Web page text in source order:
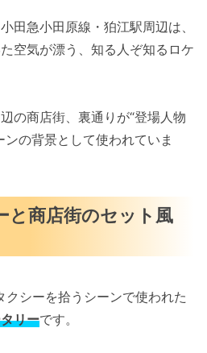
田急小田原線・狛江駅周辺は、
空気が漂う、知る人ぞ知るロケ
の商店街、裏通りが“登場人物
の背景として使われていま
と商店街のセット風
クシーを拾うシーンで使われた
リーです。